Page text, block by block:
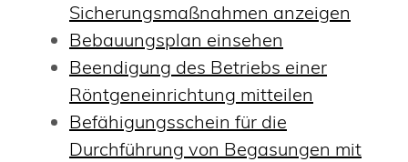
Sicherungsmaßnahmen anzeigen
Bebauungsplan einsehen
Beendigung des Betriebs einer
Röntgeneinrichtung mitteilen
Befähigungsschein für die
Durchführung von Begasungen mit